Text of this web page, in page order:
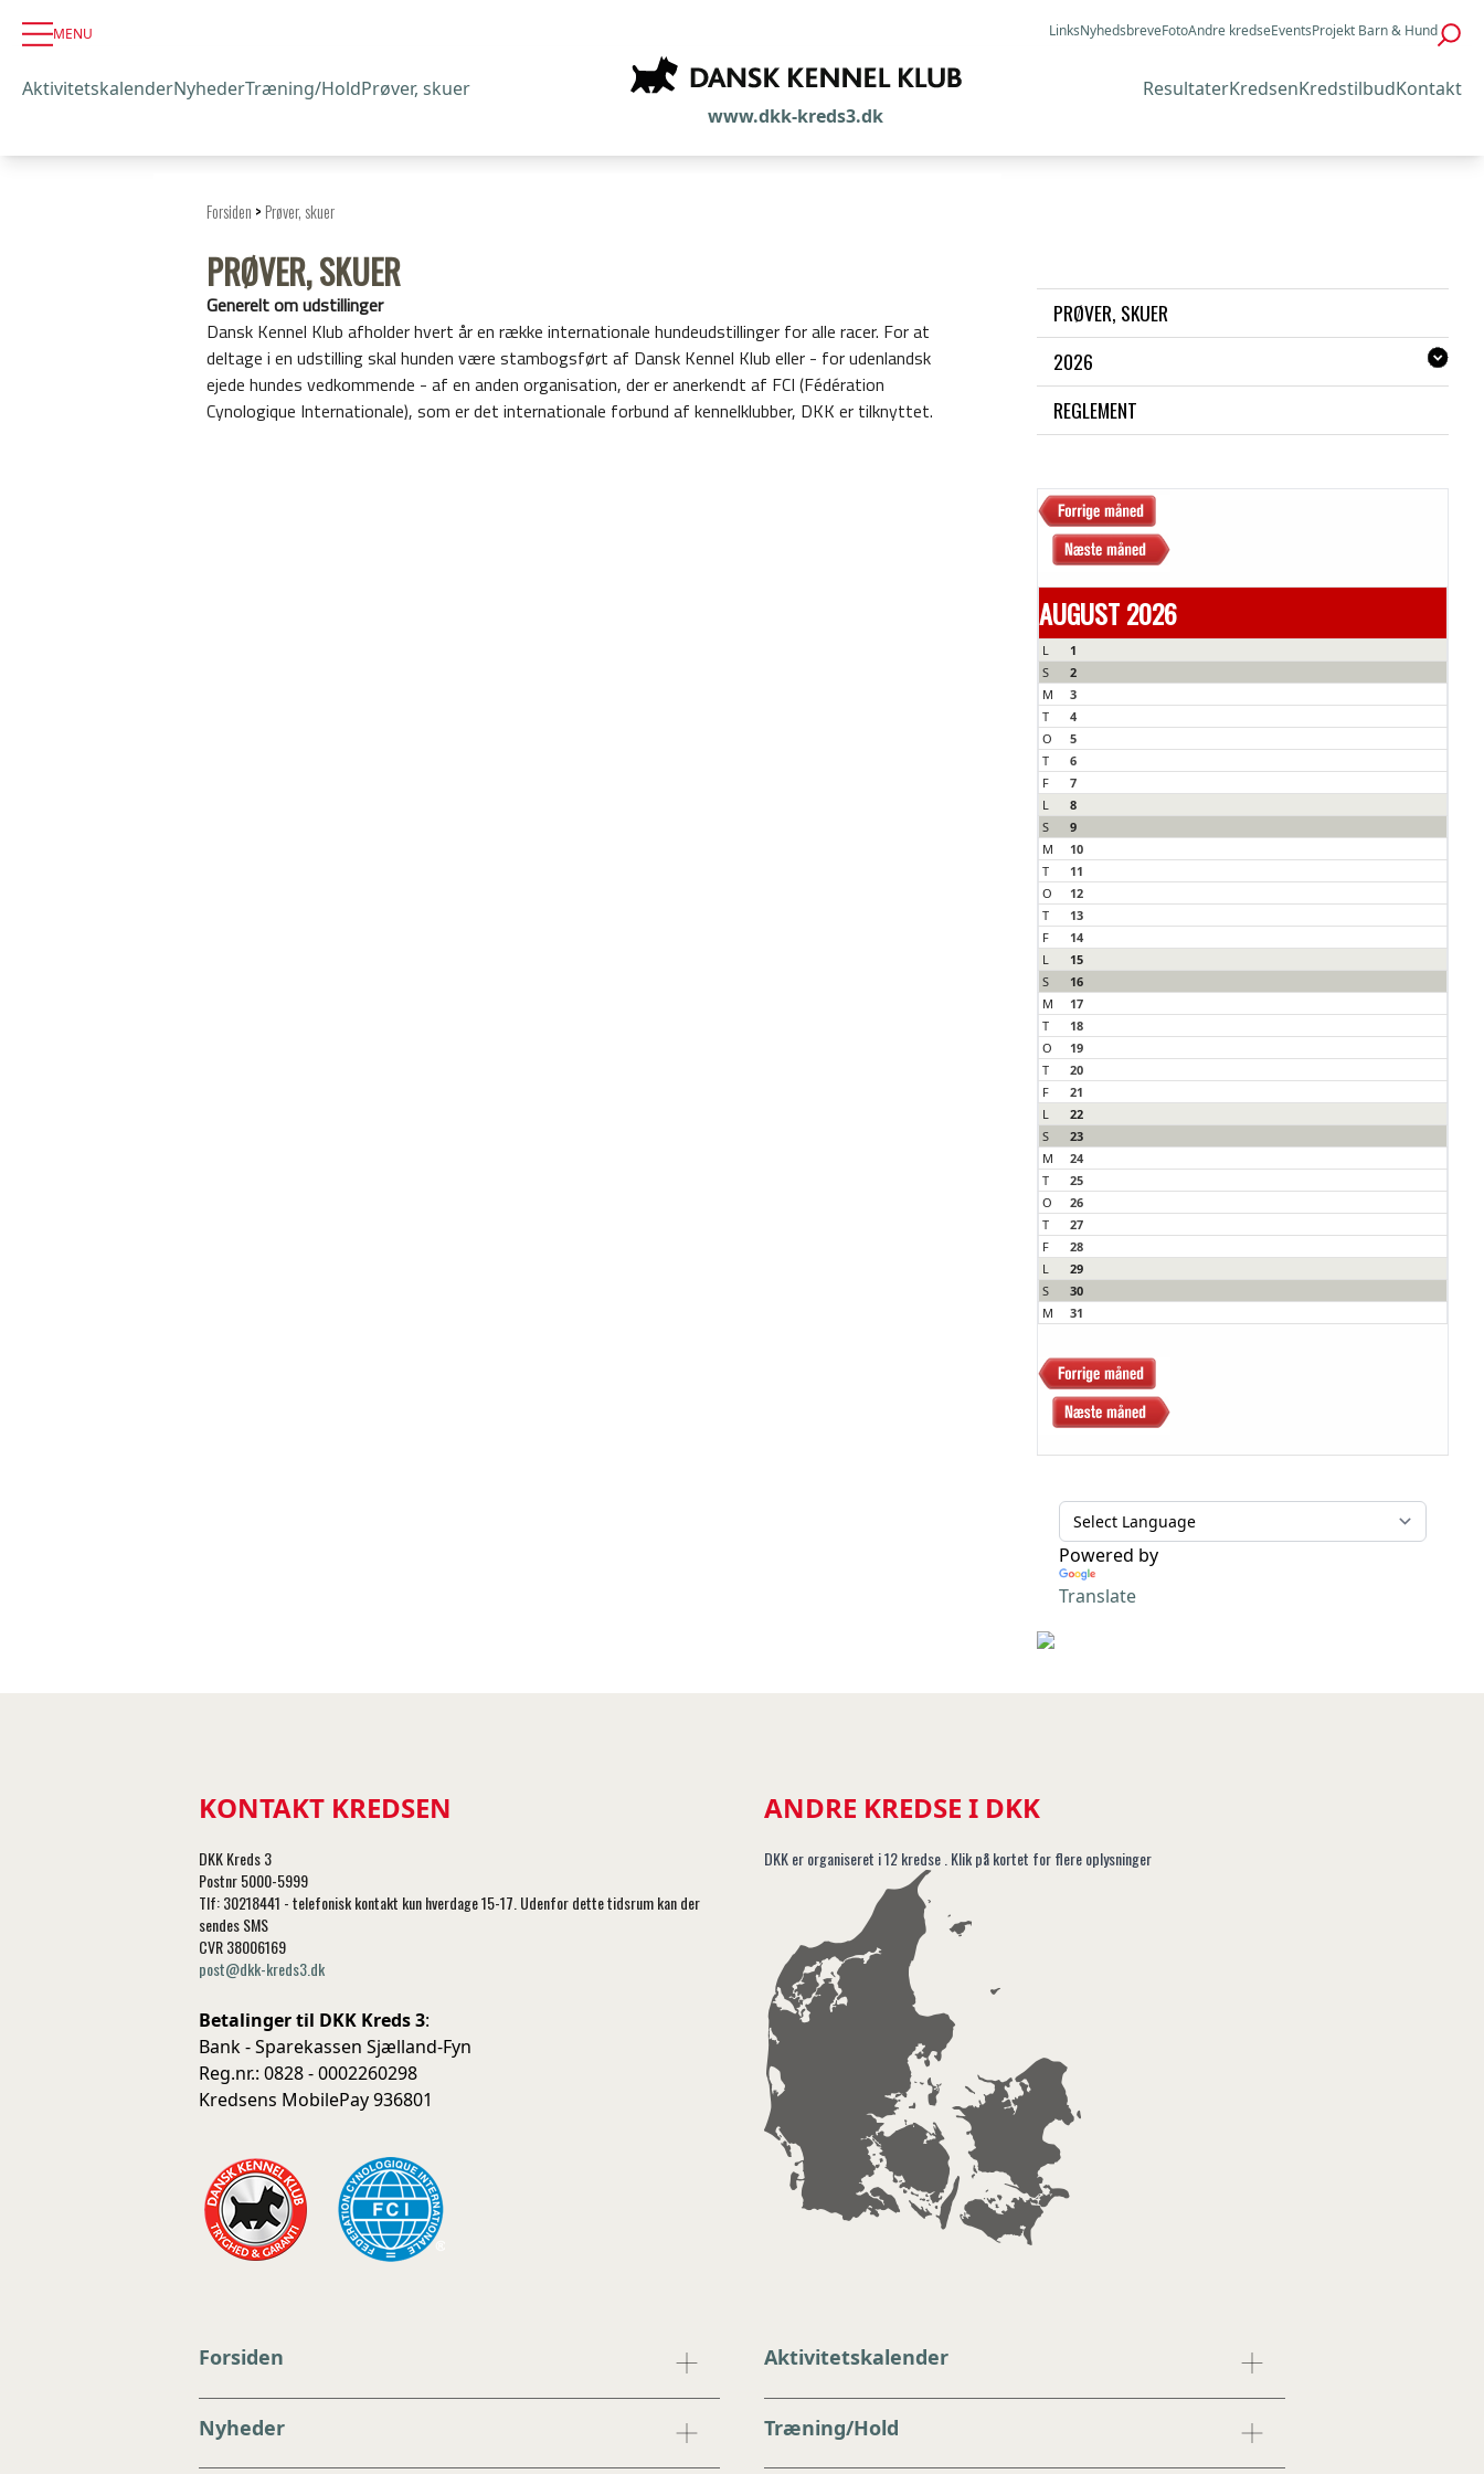
MENU LinksNyhedsbreveFotoAndre kredseEventsProjekt Barn & Hund
AktivitetskalenderNyhederTræning/HoldPrøver, skuer
www.dkk-kreds3.dk
ResultaterKredsenKredstilbudKontakt
Forsiden > Prøver, skuer
PRØVER, SKUER
Generelt om udstillinger
Dansk Kennel Klub afholder hvert år en række internationale hundeudstillinger for alle racer. For at
deltage i en udstilling skal hunden være stambogsført af Dansk Kennel Klub eller - for udenlandsk
ejede hundes vedkommende - af en anden organisation, der er anerkendt af FCI (Fédération
Cynologique Internationale), som er det internationale forbund af kennelklubber, DKK er tilknyttet.
PRØVER, SKUER
2026
REGLEMENT
AUGUST 2026
L
1
S
2
M
3
T
4
O
5
T
6
F
7
L
8
S
9
M
10
T
11
O
12
T
13
F
14
L
15
S
16
M
17
T
18
O
19
T
20
F
21
L
22
S
23
M
24
T
25
O
26
T
27
F
28
L
29
S
30
M
31
Powered by
Translate
KONTAKT KREDSEN
DKK Kreds 3
Postnr 5000-5999
Tlf: 30218441 - telefonisk kontakt kun hverdage 15-17. Udenfor dette tidsrum kan der
sendes SMS
CVR 38006169
post@dkk-kreds3.dk
Betalinger til DKK Kreds 3:
Bank - Sparekassen Sjælland-Fyn
Reg.nr.: 0828 - 0002260298
Kredsens MobilePay 936801
ANDRE KREDSE I DKK
DKK er organiseret i 12 kredse . Klik på kortet for flere oplysninger
Forsiden Aktivitetskalender
Nyheder Træning/Hold